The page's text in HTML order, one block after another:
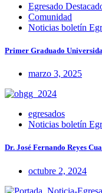
Egresado
Comunidad
Noticias boletín
Primer Graduado
marzo 3, 2025
egresados
Noticias boletín
Dr. José Fernando Reyes
octubre 2, 2024